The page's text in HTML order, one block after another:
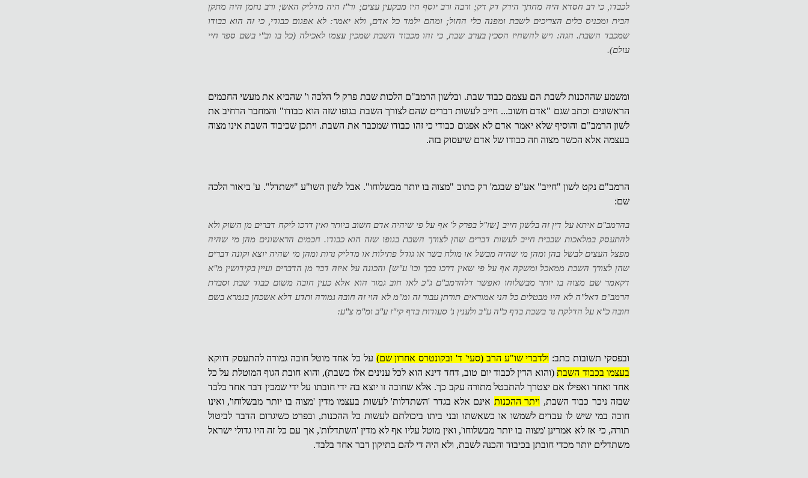
לכבדו, כי רב חסדא היה מחתך הירק דק דק; ורבה ורב יוסף היו מבקעין עצים; ור"ז היה מדליק האש; ורב נחמן היה מתקן
הבית ומכניס כלים הצריכים לשבת ומפנה כלי החול; ומהם ילמד כל אדם, ולא יאמר: לא אפגום כבודי, כי זה הוא כבודו
שמכבד השבת. הגה: ויש להשחיז הסכין בערב שבת, כי זהו מכבוד השבת שמכין עצמו לאכילה (כל בו וב"י בשם ספר חיי
עולם).
ומשמע שההכנות לשבת הם עצמם כבוד שבת. ובלשון הרמב"ם הלכות שבת פרק ל' הלכה ו' שהביא את מעשי החכמים
הראשונים וכתב שגם "אדם חשוב... חייב לעשות דברים שהם לצורך השבת בגופו שזה הוא כבודו" והמחבר הרחיב את
לשון הרמב"ם והוסיף שלא יאמר אדם לא אפגום כבודי כי זהו כבודו שמכבד את השבת. ויתכן שכיבוד השבת אינו מצוה
בעצמה אלא הכשר מצוה וזה כבודו של אדם שיעסוק בזה.
הרמב"ם נקט לשון "חייב" אע"פ שבגמ' רק כתוב "מצוה בו יותר מבשלוחו". אבל לשון השו"ע "ישתדל". ע' ביאור הלכה
שם:
בהרמב"ם איתא על דין זה בלשון חייב [שז"ל בפרק ל' אף על פי שיהיה אדם חשוב ביותר ואין דרכו ליקח דברים מן השוק ולא
להתעסק במלאכות שבבית חייב לעשות דברים שהן לצורך השבת בגופו שזה הוא כבודו. חכמים הראשונים מהן מי שהיה
מפצל העצים לבשל בהן ומהן מי שהיה מבשל או מולח בשר או גודל פתילות או מדליק נרות ומהן מי שהיה יוצא וקונה דברים
שהן לצורך השבת ממאכל ומשקה אף על פי שאין דרכו בכך וכו' ע"ש] והכונה על איזה דבר מן הדברים ועיין בקידושין מ"א
דקאמר שם מצוה בו יותר מבשלוחו ואפשר דלהרמב"ם ג"כ לאו חוב גמור הוא אלא כעין חובה משום כבוד שבת וסברת
הרמב"ם דאל"ה לא היו מבטלים כל הני אמוראים תורתן עבור זה ומ"מ לא הוי זה חובה גמורה ותדע דלא אשכחן בגמרא בשם
חובה כ"א על הדלקת נר בשבת בדף כ"ה ע"ב ולענין ג' סעודות בדף קי"ז ע"ב ומ"מ צ"ע:
ובפסקי תשובות כתב: ולדברי שו"ע הרב (סעי' ד' ובקונטרס אחרון שם) על כל אחד מוטל חובה גמורה להתעסק דווקא
בעצמו בכבוד השבת(והוא הדין לכבוד יום טוב, דחד דינא הוא לכל ענינים אלו כשבת), והוא חובת הגוף המוטלת על כל
אחד ואחד ואפילו אם יצטרך להתבטל מתורה עקב כך. אלא שחובה זו יוצא בה ידי חובתו על ידי שמכין דבר אחד בלבד
שבזה ניכר כבוד השבת, ויתר ההכנות אינם אלא בגדר 'השתדלות' לעשות בעצמו מדין 'מצוה בו יותר מבשלוחו', ואינו
חובה במי שיש לו עבדים לשמשו או כשאשתו ובני ביתו ביכולתם לעשות כל ההכנות, ובפרט כשיגרום הדבר לביטול
תורה, כי אז לא אמרינן 'מצוה בו יותר מבשלוחו', ואין מוטל עליו אף לא מדין 'השתדלות', אך עם כל זה היו גדולי ישראל
משתדלים יותר מכדי חובתן בכיבוד והכנה לשבת, ולא היה די להם בתיקון דבר אחד בלבד.